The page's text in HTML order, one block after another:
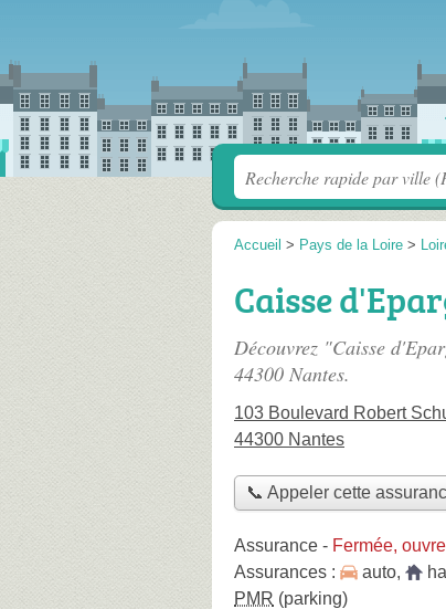
Accueil > Pays de la Loire >
Caisse
Découvrez "Caisse
44300 Nantes.
103 Boulevard Robert
44300 Nantes
📞 Appeler cette
Assurance - Fermée,
Assurances :
auto,
PMR (parking)